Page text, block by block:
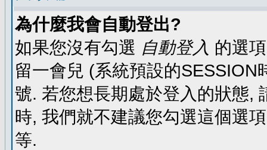
為什麼我會自動登出?
如果您沒有勾選 自動登入 的選
留一會兒 (系統預設的
號. 若您想長期處於登入的狀態,
時, 我們就不建議您勾選這個選
等.